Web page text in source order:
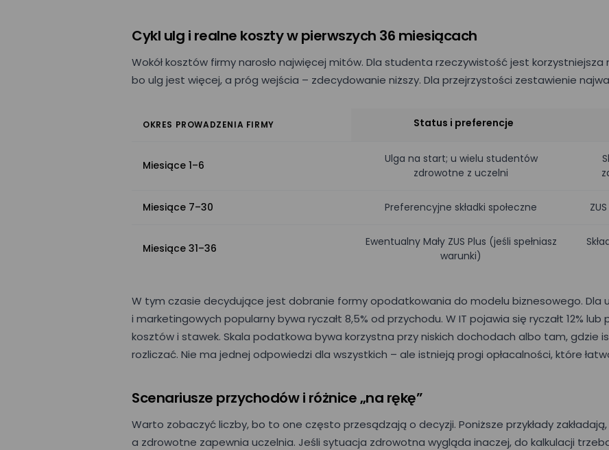
Cykl ulg i realne koszty w pierwszych 36 miesiącach
Wokół kosztów firmy narosło najwięcej mitów. Dla studenta rzeczywistość jest korzystniejsza
bo ulg jest więcej, a próg wejścia – zdecydowanie niższy. Dla przejrzystości zestawienie
OKRES PROWADZENIA FIRMY Status i preferencje
Miesiące 1–6
Ulga na start; u wielu studentów
zdrowotne z uczelni
Miesiące 7–30 Preferencyjne składki społeczne
Miesiące 31–36
Ewentualny Mały ZUS Plus (jeśli spełniasz
warunki)
W tym czasie decydujące jest dobranie formy opodatkowania do modelu biznesowego. Dla
i marketingowych popularny bywa ryczałt 8,5% od przychodu. W IT pojawia się ryczałt 12%
kosztów i stawek. Skala podatkowa bywa korzystna przy niskich dochodach albo tam, gdzie
rozliczać. Nie ma jednej odpowiedzi dla wszystkich – ale istnieją progi opłacalności, które
Scenariusze przychodów i różnice „na rękę”
Warto zobaczyć liczby, bo to one często przesądzają o decyzji. Poniższe przykłady
a zdrowotne zapewnia uczelnia. Jeśli sytuacja zdrowotna wygląda inaczej, do kalkulacji
przez Mizzox S.A. w celu kontaktu w sprawie umówienia spotkania lub
projektu. Zgoda jest dobrowolna i może być w każdej chwili cofnięta poprzez kontakt
danych osobowych.